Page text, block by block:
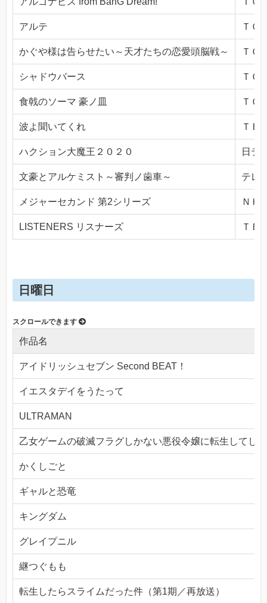
アルテ ＴＯ
かぐや様は告らせたい～天才たちの恋愛頭脳戦～ ＴＯ
シャドウバース ＴＯ
食戟のソーマ 豪ノ皿 ＴＯ
波よ聞いてくれ ＴＢ
ハクション大魔王２０２０ 日テ
文豪とアルケミスト～審判ノ歯車～ テレ
メジャーセカンド 第2シリーズ ＮＨ
LISTENERS リスナーズ ＴＢ
日曜日
作品名
アイドリッシュセブン Second BEAT！
イエスタデイをうたって
ULTRAMAN
乙女ゲームの破滅フラグしかない悪役令嬢に転生してし
かくしごと
ギャルと恐竜
キングダム
グレイプニル
継つぐもも
転生したらスライムだった件（第1期／再放送）